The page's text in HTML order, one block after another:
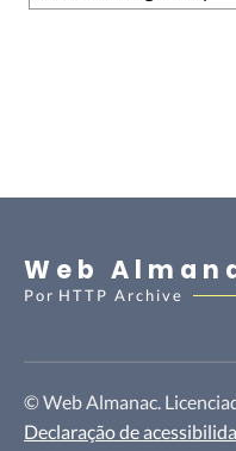
Web
Por HTTP Archive
© Web Almanac.
Declaração de